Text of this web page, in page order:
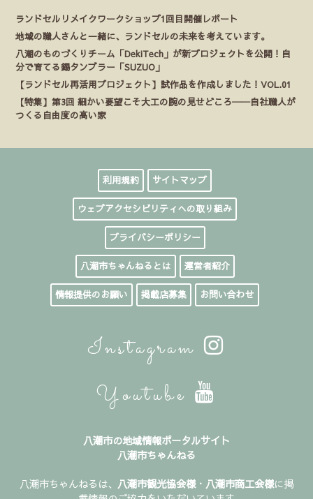
ランドセルリメイクワークショップ1回目開催レポート
地域の職人さんと一緒に、ランドセルの未来を考えています。
八潮のものづくりチーム「DekiTech」が新プロジェクトを公開！自
分で育てる錫タンブラー「SUZUO」
【ランドセル再活用プロジェクト】試作品を作成しました！VOL.01
【特集】第3回 細かい要望こそ大工の腕の見せどころ──自社職人が
つくる自由度の高い家
利用規約 サイトマップ
ウェブアクセシビリティへの取り組み
プライバシーポリシー
八潮市ちゃんねるとは 運営者紹介
情報提供のお願い 掲載店募集 お問い合わせ
Instagram
Youtube
八潮市の地域情報ポータルサイト
八潮市ちゃんねる
八潮市ちゃんねるは、 八潮市観光協会様・ 八潮市商工会様に掲